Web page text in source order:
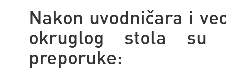
Nakon uvodničara i
okruglog stola su
preporuke: